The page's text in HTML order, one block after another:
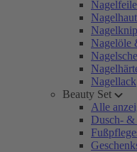
Nagelöle
Nagellack
Beauty Set
Alle
Dusch- &